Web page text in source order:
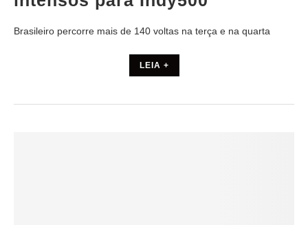
Brasileiro percorre mais de 140 voltas na terça e na quarta
LEIA +